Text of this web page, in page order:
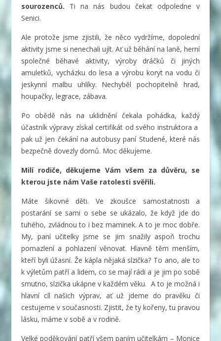
sourozenců. Ti na nás budou čekat odpoledne v
Senici.
Ale protože jsme zjistili, že něco vydržíme, dopolední
aktivity jsme si nenechali ujít. Ať už běhání na laně, herní
společné běhavé aktivity, výroby dráčků či jiných
amuletků, vycházku do lesa a výrobu koryt na vodu či
jeskynní malbu uhlíky. Nechyběl pochopitelně hrad,
houpačky, legrace, zábava.
Po obědě nás na uklidnění čekala pohádka, každý
účastník výpravy získal certifikát od svého instruktora a
pak už jen čekání na autobusy paní Studené, které nás
bezpečně dovezly domů. Moc děkujeme.
Milí rodiče, děkujeme Vám všem za důvěru, se
kterou jste nám Vaše ratolesti svěřili.
Máte šikovné děti. Ve zkoušce samostatnosti a
postarání se sami o sebe se ukázalo, že když jde do
tuhého, zvládnou to i bez maminek. A to je moc dobře.
My, paní učitelky jsme se jim snažily aspoň trochu
pomazlení a pohlazení věnovat. Hlavně těm menším,
kteří byli úžasní. Že kápla nějaká slzička? To ano, ale to
k výletům patří a lidem, co se mají rádi a je jim po sobě
smutno, slzička ukápne v každém věku. A to je možná i
hlavní cíl našich výprav, ať už jdeme do pravěku či
cestujeme v současnosti. Zjistit, že ty kořeny, tu pravou
lásku, máme v sobě a v rodině.
Velké poděkování patří všem paním učitelkám – Monice